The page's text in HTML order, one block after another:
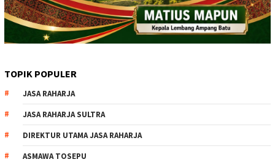
TOPIK POPULER
JASA RAHARJA
JASA RAHARJA SULTRA
DIREKTUR UTAMA JASA RAHARJA
ASMAWA TOSEPU